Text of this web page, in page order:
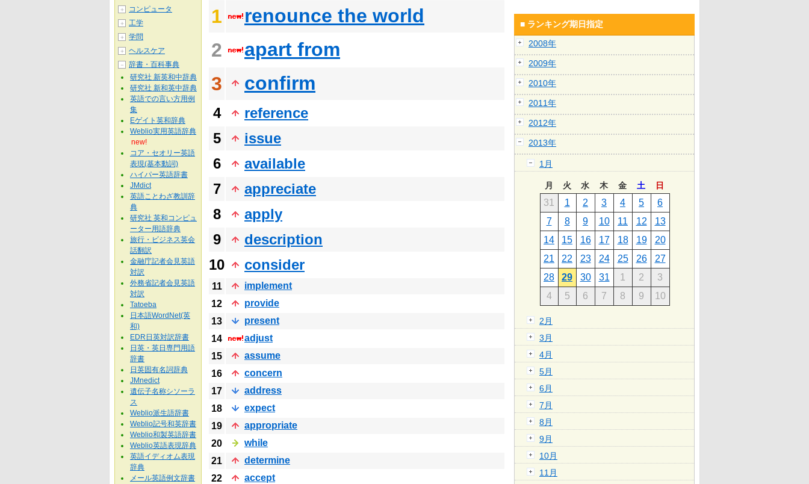
1
renounce the world
2
apart from
3
confirm
4
reference
5
issue
6
available
7
appreciate
8
apply
9
description
10
consider
11
implement
12
provide
13
present
14
adjust
15
assume
16
concern
17
address
18
expect
19
appropriate
20
while
21
determine
22
accept
＋ コンピュータ
＋ 工学
＋ 学問
＋ ヘルスケア
－
辞書・百科事典
研究社 新英和中辞典
研究社 新和英中辞典
英語での言い方用例
集
Eゲイト英和辞典
Weblio実用英語辞典
new!
コア・セオリー英語
表現(基本動詞)
ハイパー英語辞書
JMdict
英語ことわざ教訓辞
典
研究社 英和コンピュ
ーター用語辞典
旅行・ビジネス英会
話翻訳
金融庁記者会見英語
対訳
外務省記者会見英語
対訳
Tatoeba
日本語WordNet(英
和)
EDR日英対訳辞書
日英・英日専門用語
辞書
日英固有名詞辞典
JMnedict
遺伝子名称シソーラ
ス
Weblio派生語辞書
Weblio記号和英辞書
Weblio和製英語辞書
Weblio英語表現辞典
英語イディオム表現
辞典
メール英語例文辞書
■ ランキング期日指定
2008年
2009年
2010年
2011年
2012年
2013年
1月
月 火 水 木 金 土 日
31 1 2 3 4 5
6
7
8 9 10 11 12
13
14
15 16 17 18 19
20
21
22 23 24 25 26
27
28
29 30 31 1 2
3
4
5 6 7 8 9 10
2月
3月
4月
5月
6月
7月
8月
9月
10月
11月